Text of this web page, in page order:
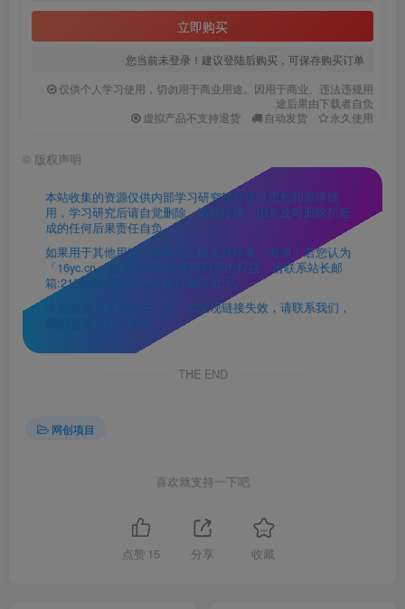
立即购买
您当前未登录！建议登陆后购买，可保存购买订单
仅供个人学习使用，切勿用于商业用途。因用于商业、违法违规用
途后果由下载者自负
虚拟产品不支持退货
自动发货 永久使用
© 版权声明
本站收集的资源仅供内部学习研究软件设计思想和原理使
用，学习研究后请自觉删除，请勿传播，因未及时删除所造
成的任何后果责任自负。
如果用于其他用途，请购买正版支持作者，谢谢！若您认为
「16yc.cn」发布的内容若侵犯到您的权益，请联系站长邮
箱:21306562@qq.com 进行删除处理。
本站资源大多存储在云盘，如发现链接失效，请联系我们，
THE END
网创项目
喜欢就支持一下吧
点赞 15 分享 收藏